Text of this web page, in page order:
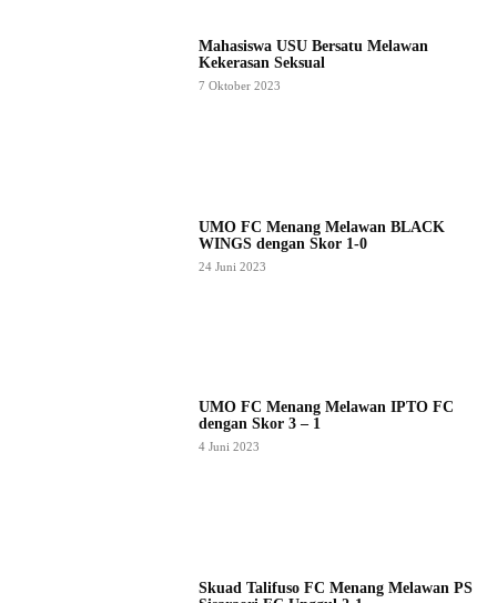
Mahasiswa USU Bersatu Melawan
Kekerasan Seksual
7 Oktober 2023
UMO FC Menang Melawan BLACK
WINGS dengan Skor 1-0
24 Juni 2023
UMO FC Menang Melawan IPTO FC
dengan Skor 3 – 1
4 Juni 2023
Skuad Talifuso FC Menang Melawan PS